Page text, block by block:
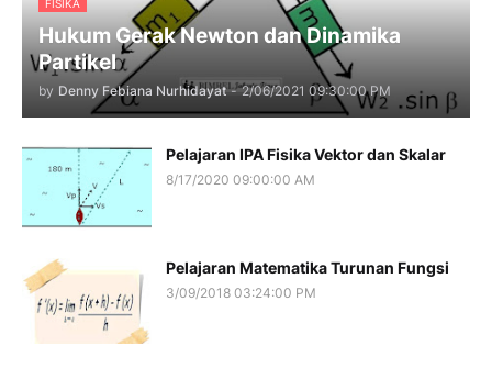
FISIKA
Hukum Gerak Newton dan Dinamika
Partikel
by Denny Febiana Nurhidayat - 2/06/2021 09:30:00 PM
Pelajaran IPA Fisika Vektor dan Skalar
8/17/2020 09:00:00 AM
Pelajaran Matematika Turunan Fungsi
3/09/2018 03:24:00 PM